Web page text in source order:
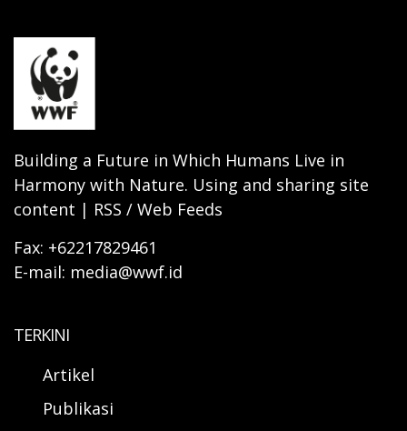
Building a Future in Which Humans Live in
Harmony with Nature. Using and sharing site
content | RSS / Web Feeds
Fax: +62217829461
E-mail: media@wwf.id
TERKINI
Artikel
Publikasi